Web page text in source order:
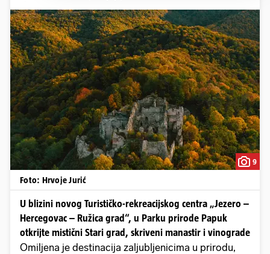
9
Foto: Hrvoje Jurić
U blizini novog Turističko-rekreacijskog centra „Jezero –
Hercegovac – Ružica grad“, u Parku prirode Papuk
otkrijte mistični Stari grad, skriveni manastir i vinograde
Omiljena je destinacija zaljubljenicima u prirodu,